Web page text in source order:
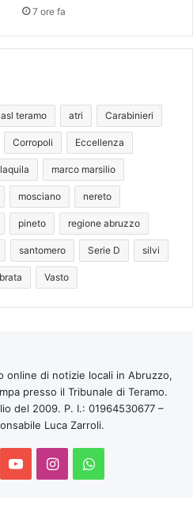
7 ore fa
asl teramo atri Carabinieri
Corropoli Eccellenza
laquila marco marsilio
mosciano nereto
pineto regione abruzzo
santomero Serie D silvi
Vasto
online di notizie locali in Abruzzo,
presso il Tribunale di Teramo.
del 2009. P. I.: 01964530677 –
Luca Zarroli.
You InstagramWhatsApp